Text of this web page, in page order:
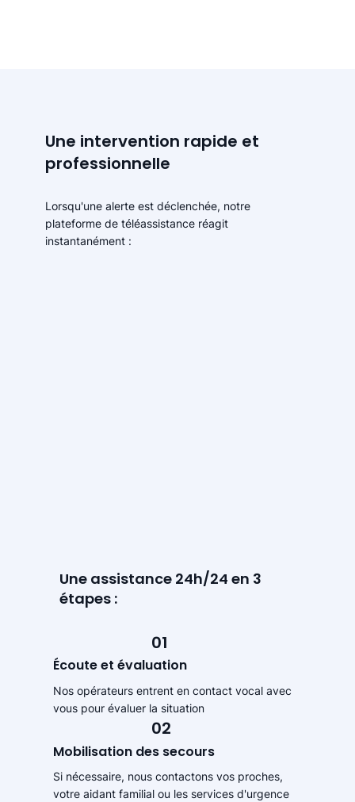
Une intervention rapide et
professionnelle
Lorsqu'une alerte est déclenchée, notre
plateforme de téléassistance réagit
instantanément :
Une assistance 24h/24 en 3
étapes :
01
Écoute et évaluation
Nos opérateurs entrent en contact vocal avec
vous pour évaluer la situation
02
Mobilisation des secours
Si nécessaire, nous contactons vos proches,
votre aidant familial ou les services d'urgence